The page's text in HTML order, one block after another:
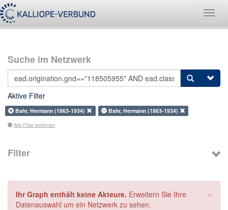
Suche im Netzwerk
Aktive Filter
Bahr, Hermann (1863-1934) Bahr, Hermann (1863-1934)
Alle Filter entfernen
Filter
×
Ihr Graph enthält keine Akteure. Erweitern Sie Ihre
Datenauswahl um ein Netzwerk zu sehen.